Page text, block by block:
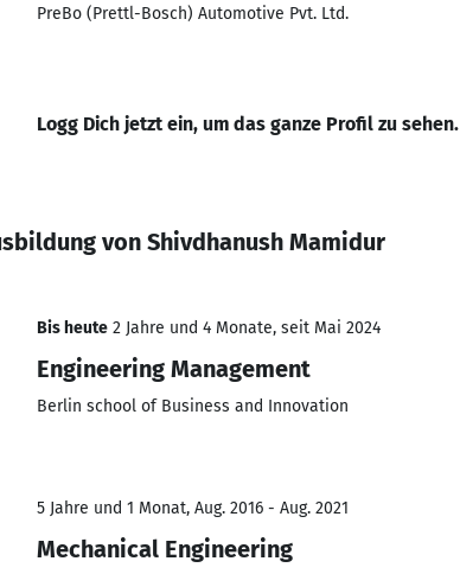
PreBo (Prettl-Bosch) Automotive Pvt. Ltd.
Logg Dich jetzt ein, um das ganze Profil zu sehen.
von Shivdhanush Mamidur
Bis heute 2 Jahre und 4 Monate, seit Mai 2024
Engineering Management
Berlin school of Business and Innovation
5 Jahre und 1 Monat, Aug. 2016 - Aug. 2021
Mechanical Engineering